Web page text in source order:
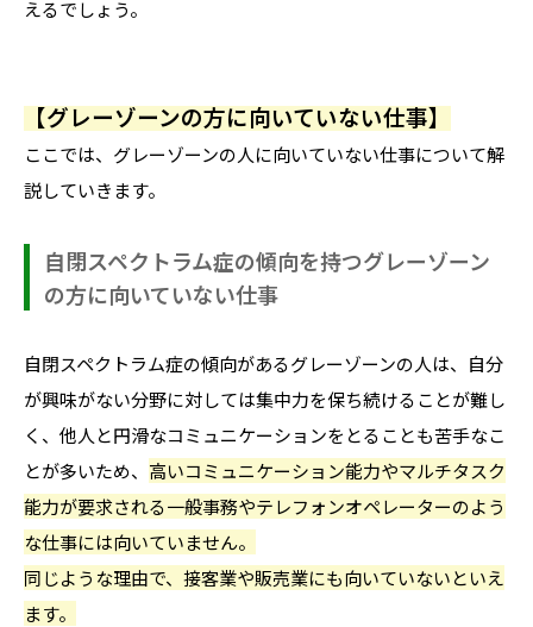
えるでしょう。
【グレーゾーンの方に向いていない仕事】
ここでは、グレーゾーンの人に向いていない仕事について解
説していきます。
自閉スペクトラム症の傾向を持つグレーゾーン
の方に向いていない仕事
自閉スペクトラム症の傾向があるグレーゾーンの人は、自分
が興味がない分野に対しては集中力を保ち続けることが難し
く、他人と円滑なコミュニケーションをとることも苦手なこ
とが多いため、 高いコミュニケーション能力やマルチタスク
能力が要求される一般事務やテレフォンオペレーターのよう
な仕事には向いていません。
同じような理由で、接客業や販売業にも向いていないといえ
ます。